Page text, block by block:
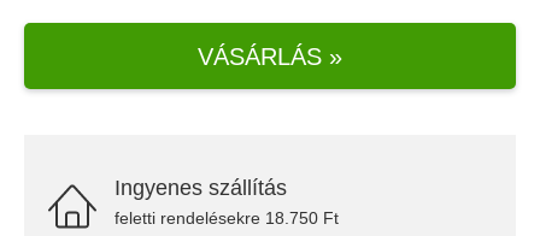
VÁSÁRLÁS »
Ingyenes szállítás
feletti rendelésekre 18.750 Ft